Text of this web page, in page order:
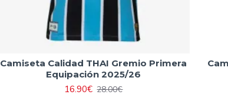
Camiseta Calidad THAI Gremio Primera
Equipación 2025/26
16.90€ 28.00€